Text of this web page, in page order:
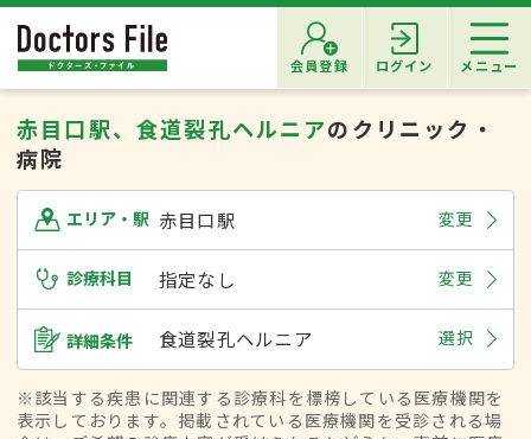
会員登録 ログイン メニュー
赤目口駅、食道裂孔ヘルニアのクリニック・
病院
エリア・駅 赤目口駅 変更
診療科目 指定なし 変更
詳細条件 食道裂孔ヘルニア 選択
※該当する疾患に関連する診療科を標榜している医療機関を
表示しております。掲載されている医療機関を受診される場